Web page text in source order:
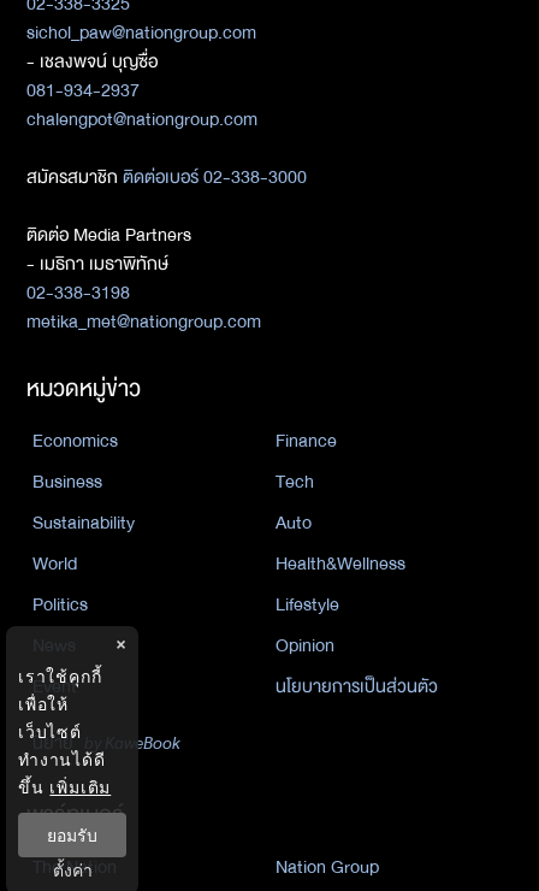
sichol_paw@nationgroup.com
- เชลงพจน์ บุญซื่อ
081-934-2937
chalengpot@nationgroup.com
สมัครสมาชิกติดต่อเบอร์ 02-338-3000
ติดต่อ Media Partners
- เมธิกา เมธาพิทักษ์
02-338-3198
metika_met@nationgroup.com
หมวดหมู่ข่าว
Economics
Finance
Business
Tech
Sustainability
Auto
World
Health&Wellness
Politics
Lifestyle
Opinion
Event
นโยบายการเป็นส่วนตัว
นิยาย
by KaweBook
พาร์ทเนอร์
The Nation Nation Group
×
เราใช้คุกกี้
เพื่อให้
เว็บไซต์
ทำงานได้ดี
ขึ้น เพิ่มเติม
ยอมรับ
ตั้งค่า